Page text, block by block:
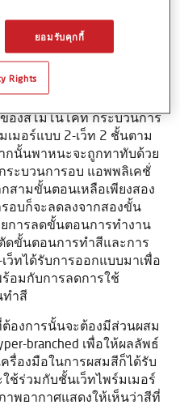
ของแอ็กซอลตา
(OEM) ได้รวมเอา
น้าโอเวอร์เบสโค้ทพร้อมทั้ง
องสีโมโนโค้ท กระบวนการ
เมอร์แบบ 2-เว็ท 2 ชั้นตาม
ากนั้นพาหนะจะถูกทาทับด้วย
ระบวนการอบ แอพพลิเคชั่
สามขั้นตอนเหลือเพียงสอง
อบก็จะลดลงจากสองขั้น
การลดขั้นตอนการทำงาน
ดขั้นตอนการทำสีและการ
ทได้รับการออกแบบมาเพื่อ
อมกับการลดการใช้
ทำสี
องการนั้นจะต้องมีส่วนผสม
branched เพื่อให้ผลลัพธ์
องมือในการผสมสีก็ได้รับ
ช้ร่วมกับชั้นเว็ทไพร์มเมอร์
พอากาศแสดงให้เห็นว่าสีที่
ยอมรับคุกกี้
Rights